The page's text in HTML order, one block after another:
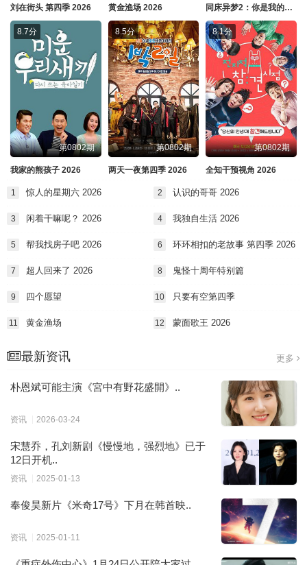
刘在街头 第四季 2026 黄金渔场 2026 同床异梦2：你是我的命运 2026
8.7分
第0802期
我家的熊孩子 2026
8.5分
第0802期
两天一夜第四季 2026
8.1分
第0802期
全知干预视角 2026
1 惊人的星期六 2026 2 认识的哥哥 2026
3 闲着干嘛呢？ 2026 4 我独自生活 2026
5 帮我找房子吧 2026 6 环环相扣的老故事 第四季 2026
7 超人回来了 2026 8 鬼怪十周年特别篇
9 四个愿望 10 只要有空第四季
11 黄金渔场 12 蒙面歌王 2026
最新资讯 更多
朴恩斌可能主演《宮中有野花盛開》..
资讯 2026-03-24
宋慧乔，孔刘新剧《慢慢地，强烈地》已于
12日开机..
资讯 2025-01-13
奉俊昊新片《米奇17号》下月在韩首映..
资讯 2025-01-11